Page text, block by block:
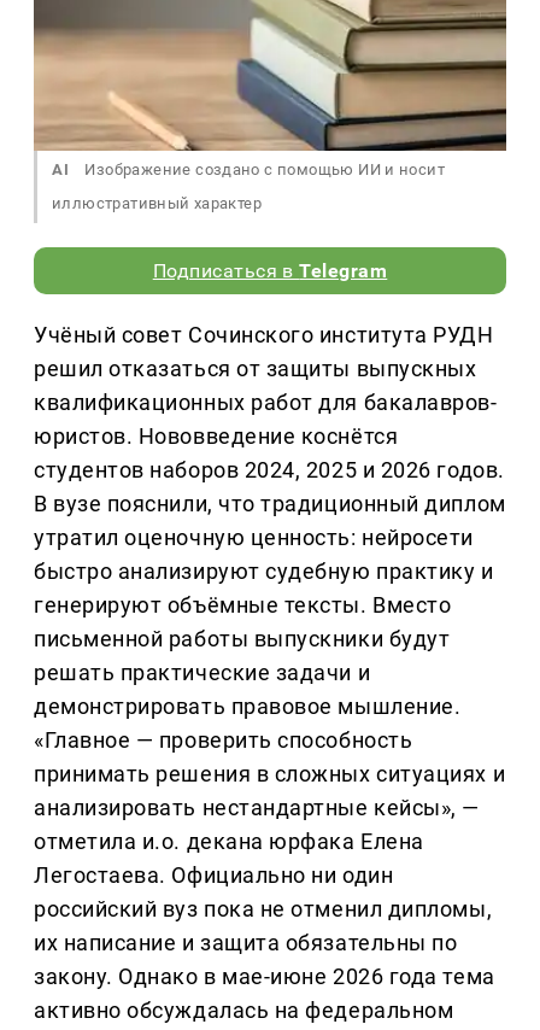
AI
Изображение создано с помощью ИИ и носит
иллюстративный характер
Подписаться вTelegram
Учёный совет Сочинского института РУДН
решил отказаться от защиты выпускных
квалификационных работ для бакалавров-
юристов. Нововведение коснётся
студентов наборов 2024, 2025 и 2026 годов.
В вузе пояснили, что традиционный диплом
утратил оценочную ценность: нейросети
быстро анализируют судебную практику и
генерируют объёмные тексты. Вместо
письменной работы выпускники будут
решать практические задачи и
демонстрировать правовое мышление.
«Главное — проверить способность
принимать решения в сложных ситуациях и
анализировать нестандартные кейсы», —
отметила и.о. декана юрфака Елена
Легостаева. Официально ни один
российский вуз пока не отменил дипломы,
их написание и защита обязательны по
закону. Однако в мае-июне 2026 года тема
активно обсуждалась на федеральном